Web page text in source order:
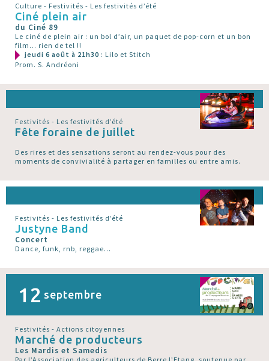
Culture - Festivités - Les festivités d’été
Ciné plein air
du Ciné 89
Le ciné de plein air : un bol d’air, un paquet de pop-corn et un bon
film... rien de tel !!
jeudi 6 août à 21h30 : Lilo et Stitch
Prom. S. Andréoni
Festivités - Les festivités d’été
Fête foraine de juillet
Des rires et des sensations seront au rendez-vous pour des
moments de convivialité à partager en familles ou entre amis.
Festivités - Les festivités d’été
Justyne Band
Concert
Dance, funk, rnb, reggae...
12 septembre
Festivités - Actions citoyennes
Marché de producteurs
Les Mardis et Samedis